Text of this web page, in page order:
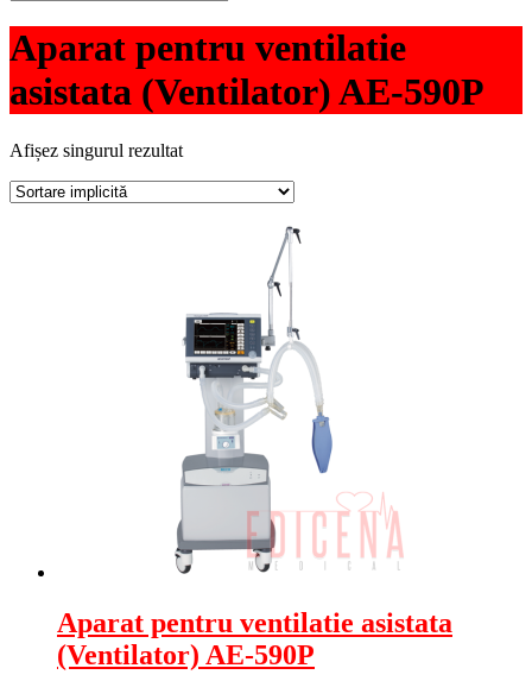
Aparat pentru ventilatie
asistata (Ventilator) AE-590P
Afișez singurul rezultat
Aparat pentru ventilatie asistata
(Ventilator) AE-590P